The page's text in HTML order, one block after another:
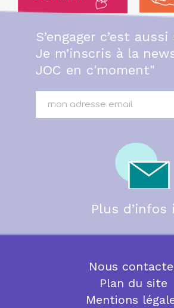
S’engager c’est
Je m’inscris à la
JOC en c'moment"
Plus d’infos
Nous
Plan du site
Mentions